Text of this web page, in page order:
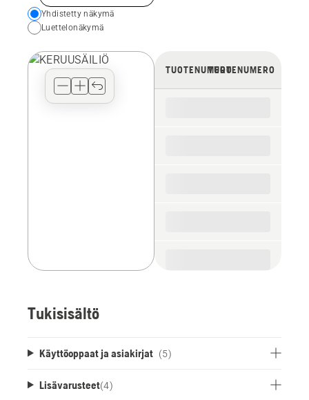
Choose
your
view
Yhdistetty näkymä
Luettelonäkymä
TUOTENUMEROTUOTENUMERO
Tukisisältö
Käyttöoppaat ja asiakirjat (5)
Lisävarusteet(4)